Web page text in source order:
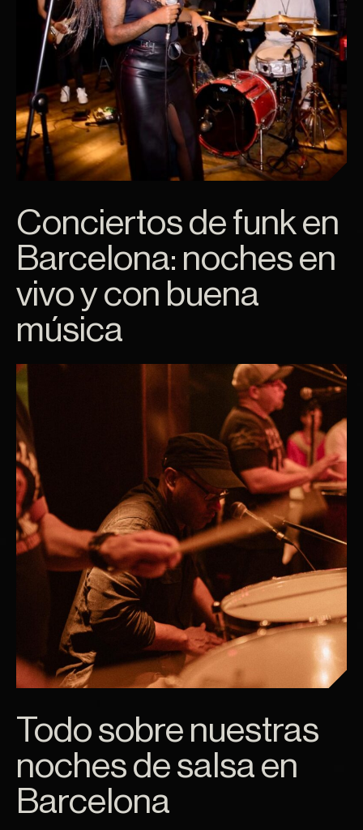
Conciertos de funk en
Barcelona: noches en
vivo y con buena
música
Todo sobre nuestras
noches de salsa en
Barcelona